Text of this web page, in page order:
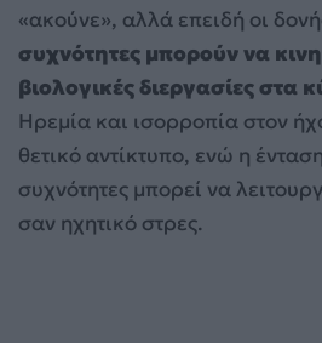
«ακούνε», αλλά επειδή οι
συχνότητες μπορούν να
βιολογικές διεργασίες στα
Ηρεμία και ισορροπία στον
θετικό αντίκτυπο, ενώ η
συχνότητες μπορεί να
σαν ηχητικό στρες.